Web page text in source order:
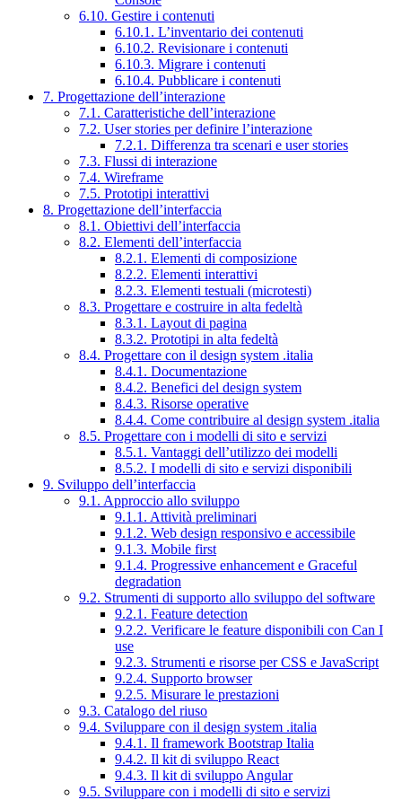
6.10. Gestire i contenuti
6.10.1. L’inventario dei contenuti
6.10.2. Revisionare i contenuti
6.10.3. Migrare i contenuti
6.10.4. Pubblicare i contenuti
7. Progettazione dell’interazione
7.1. Caratteristiche dell’interazione
7.2. User stories per definire l’interazione
7.2.1. Differenza tra scenari e user stories
7.3. Flussi di interazione
7.4. Wireframe
7.5. Prototipi interattivi
8. Progettazione dell’interfaccia
8.1. Obiettivi dell’interfaccia
8.2. Elementi dell’interfaccia
8.2.1. Elementi di composizione
8.2.2. Elementi interattivi
8.2.3. Elementi testuali (microtesti)
8.3. Progettare e costruire in alta fedeltà
8.3.1. Layout di pagina
8.3.2. Prototipi in alta fedeltà
8.4. Progettare con il design system .italia
8.4.1. Documentazione
8.4.2. Benefici del design system
8.4.3. Risorse operative
8.4.4. Come contribuire al design system .italia
8.5. Progettare con i modelli di sito e servizi
8.5.1. Vantaggi dell’utilizzo dei modelli
8.5.2. I modelli di sito e servizi disponibili
9. Sviluppo dell’interfaccia
9.1. Approccio allo sviluppo
9.1.1. Attività preliminari
9.1.2. Web design responsivo e accessibile
9.1.3. Mobile first
9.1.4. Progressive enhancement e Graceful
degradation
9.2. Strumenti di supporto allo sviluppo del software
9.2.1. Feature detection
9.2.2. Verificare le feature disponibili con Can I
use
9.2.3. Strumenti e risorse per CSS e JavaScript
9.2.4. Supporto browser
9.2.5. Misurare le prestazioni
9.3. Catalogo del riuso
9.4. Sviluppare con il design system .italia
9.4.1. Il framework Bootstrap Italia
9.4.2. Il kit di sviluppo React
9.4.3. Il kit di sviluppo Angular
9.5. Sviluppare con i modelli di sito e servizi